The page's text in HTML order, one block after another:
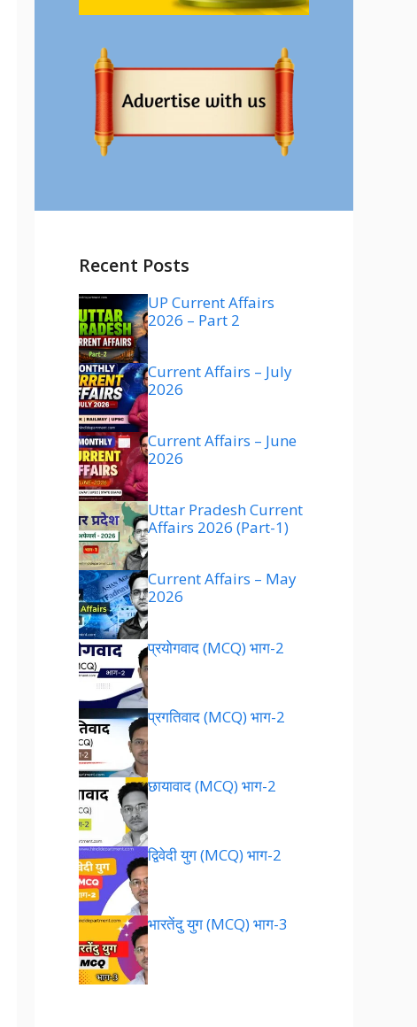
Recent Posts
UP Current Affairs
2026 – Part 2
Current Affairs – July
2026
Current Affairs – June
2026
Uttar Pradesh Current
Affairs 2026 (Part-1)
Current Affairs – May
2026
प्रयोगवाद (MCQ) भाग-2
प्रगतिवाद (MCQ) भाग-2
छायावाद (MCQ) भाग-2
द्विवेदी युग (MCQ) भाग-2
भारतेंदु युग (MCQ) भाग-3